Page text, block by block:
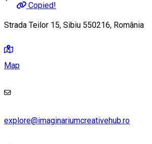
Copied!
Strada Teilor 15, Sibiu 550216, România
Map
explore@imaginariumcreativehub.ro